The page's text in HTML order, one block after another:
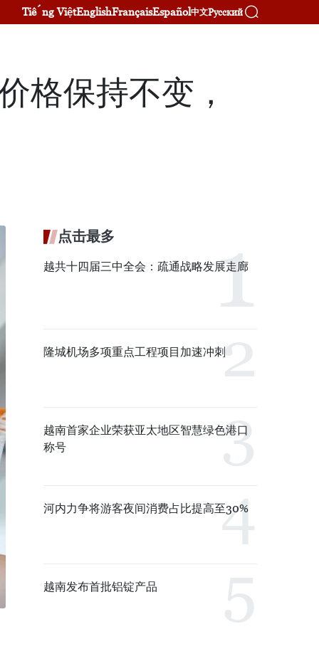
Tiếng ViệtEnglishFrançaisEspañol中文Русский
格保持不变，
点击最多
越共十四届三中全会：疏通战略发展走廊
隆城机场多项重点工程项目加速冲刺
越南首家企业荣获亚太地区智慧绿色港口
称号
河内力争将游客夜间消费占比提高至30%
越南发布首批铝锭产品